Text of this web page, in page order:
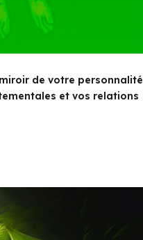
de votre personnalité
et vos relations